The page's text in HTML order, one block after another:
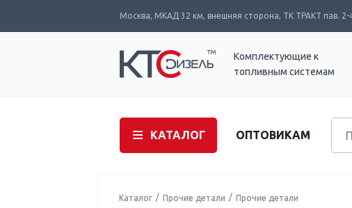
Москва, МКАД 32 км, внешняя сторона, ТК ТРАКТ пав. 2-
Комплектующие к
топливным системам
КАТАЛОГ ОПТОВИКАМ
Каталог Прочие детали Прочие детали